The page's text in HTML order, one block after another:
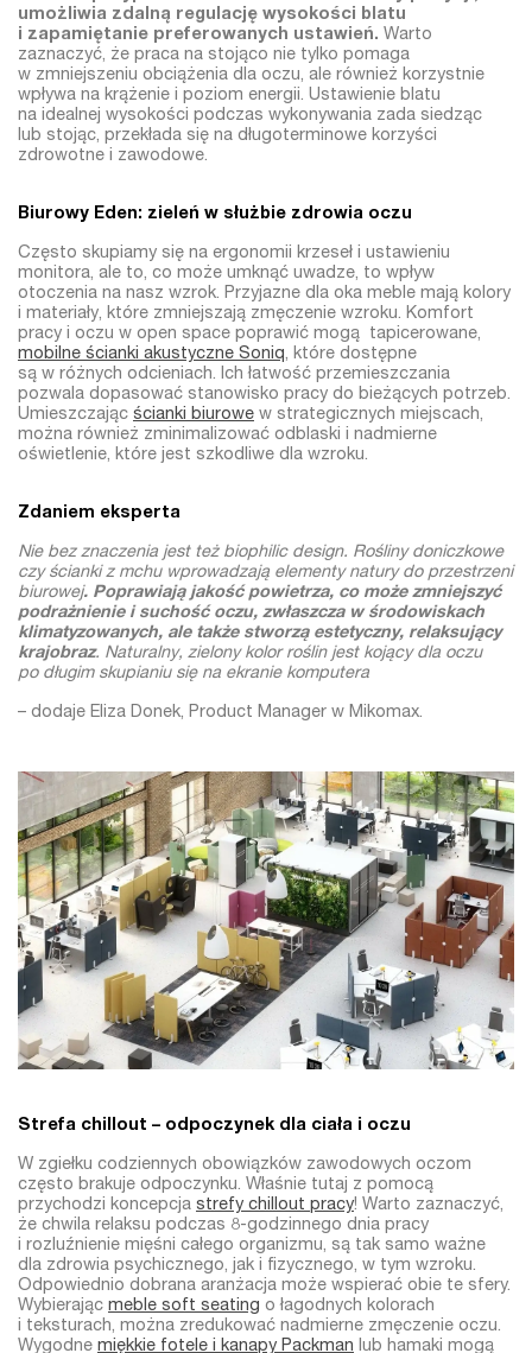
umożliwia zdalną regulację wysokości blatu
i zapamiętanie preferowanych ustawień. Warto
zaznaczyć, że praca na stojąco nie tylko pomaga
w zmniejszeniu obciążenia dla oczu, ale również korzystnie
wpływa na krążenie i poziom energii. Ustawienie blatu
na idealnej wysokości podczas wykonywania zada siedząc
lub stojąc, przekłada się na długoterminowe korzyści
zdrowotne i zawodowe.
Biurowy Eden: zieleń w służbie zdrowia oczu
Często skupiamy się na ergonomii krzeseł i ustawieniu
monitora, ale to, co może umknąć uwadze, to wpływ
otoczenia na nasz wzrok. Przyjazne dla oka meble mają kolory
i materiały, które zmniejszają zmęczenie wzroku. Komfort
pracy i oczu w open space poprawić mogą tapicerowane,
mobilne ścianki akustyczne Soniq, które dostępne
są w różnych odcieniach. Ich łatwość przemieszczania
pozwala dopasować stanowisko pracy do bieżących potrzeb.
Umieszczając ścianki biurowe w strategicznych miejscach,
można również zminimalizować odblaski i nadmierne
oświetlenie, które jest szkodliwe dla wzroku.
Zdaniem eksperta
Nie bez znaczenia jest też biophilic design. Rośliny doniczkowe
czy ścianki z mchu wprowadzają elementy natury do przestrzeni
biurowej. Poprawiają jakość powietrza, co może zmniejszyć
podrażnienie i suchość oczu, zwłaszcza w środowiskach
klimatyzowanych, ale także stworzą estetyczny, relaksujący
krajobraz. Naturalny, zielony kolor roślin jest kojący dla oczu
po długim skupianiu się na ekranie komputera
– dodaje Eliza Donek, Product Manager w Mikomax.
Strefa chillout – odpoczynek dla ciała i oczu
W zgiełku codziennych obowiązków zawodowych oczom
często brakuje odpoczynku. Właśnie tutaj z pomocą
przychodzi koncepcja strefy chillout pracy! Warto zaznaczyć,
że chwila relaksu podczas 8-godzinnego dnia pracy
i rozluźnienie mięśni całego organizmu, są tak samo ważne
dla zdrowia psychicznego, jak i fizycznego, w tym wzroku.
Odpowiednio dobrana aranżacja może wspierać obie te sfery.
Wybierając meble soft seating o łagodnych kolorach
i teksturach, można zredukować nadmierne zmęczenie oczu.
Wygodne miękkie fotele i kanapy Packman lub hamaki mogą